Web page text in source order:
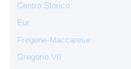
Centro Storico
Eur
Fregene-Maccarese
Gregorio VII